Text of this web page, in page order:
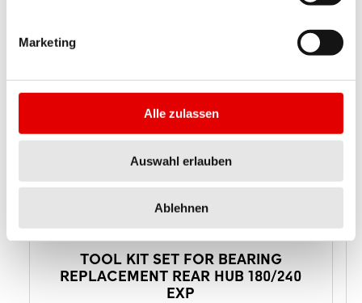
Marketing
Alle zulassen
Auswahl erlauben
Ablehnen
TOOL KIT SET FOR BEARING
REPLACEMENT REAR HUB 180/240
EXP